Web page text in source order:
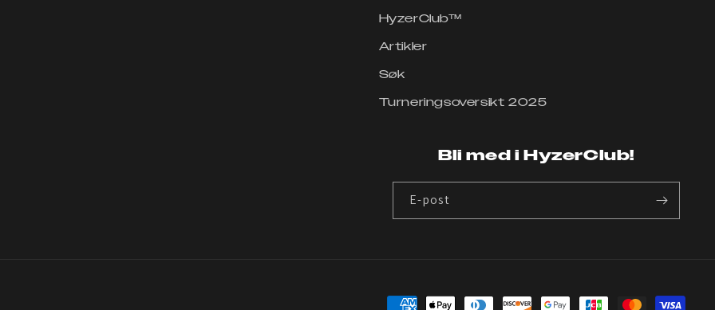
HyzerClub™
Artikler
Søk
Turneringsoversikt 2025
Bli med i HyzerClub!
E-post
Betalingsmåter